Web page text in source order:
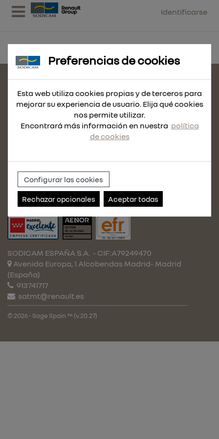
Identificarse
MAPA DEL SITIO
POLÍTICA DE COOKIES
AVISO LEGAL
CONDICIONES DE VENTA
POLÍTICA DE CALIDAD
POLÍTICA DE USO
ACCEDE A NUESTRO CANAL DE DENUNCIAS
SODICAM ESPAÑA S.A. - CIF:A79249470
Avenida Europa, 1 Alcobendas Madrid- Madrid
(España)
913741717
satmt@renault.es
© 2026 - Sage Spain ™ (v.20.27)
Preferencias de cookies
Esta web utiliza cookies propias y de terceros para
mejorar su experiencia de usuario. Elija qué cookies
nos permite utilizar.
Encontrará más información en nuestra política
de cookies
Configurar las cookies
Rechazar opcionales Aceptar todas